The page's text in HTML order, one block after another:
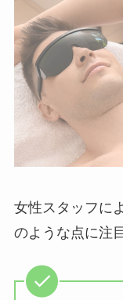
女性スタッフに
のような点に注